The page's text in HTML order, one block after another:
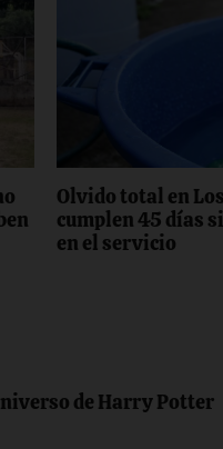
Olvido total en
cumplen 45 días
en el servicio
de Harry Potter